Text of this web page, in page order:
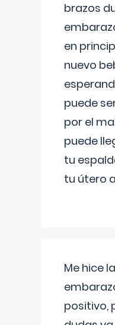
brazos
en
nuevo
puede
por el
puede
tu
tu útero
Me hice
positivo,